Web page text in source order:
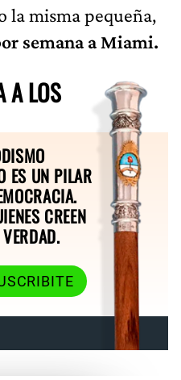
la misma pequeña,
semana a Miami.
A LOS
ES UN PILAR
CREEN